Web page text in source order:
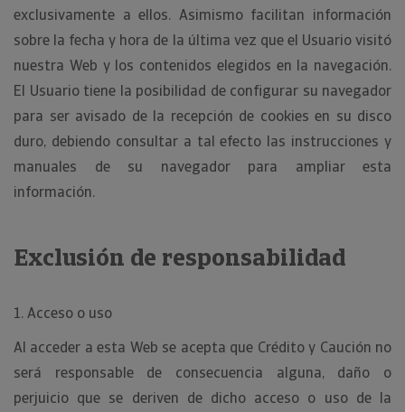
exclusivamente a ellos. Asimismo facilitan información
sobre la fecha y hora de la última vez que el Usuario visitó
nuestra Web y los contenidos elegidos en la navegación.
El Usuario tiene la posibilidad de configurar su navegador
para ser avisado de la recepción de cookies en su disco
duro, debiendo consultar a tal efecto las instrucciones y
manuales de su navegador para ampliar esta
información.
Exclusión de responsabilidad
1. Acceso o uso
Al acceder a esta Web se acepta que Crédito y Caución no
será responsable de consecuencia alguna, daño o
perjuicio que se deriven de dicho acceso o uso de la